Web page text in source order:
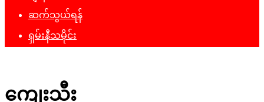
ဆက်သွယ်ရန်
ရှမ်းနီသမိုင်း
ကျေးသီး